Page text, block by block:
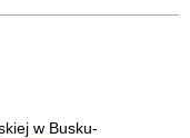
w Busku-